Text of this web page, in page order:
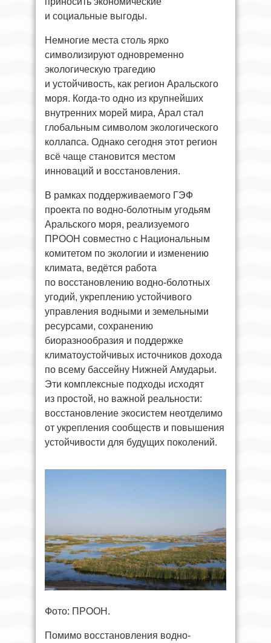
и социальные выгоды.
Немногие места столь ярко
символизируют одновременно
экологическую трагедию
и устойчивость, как регион Аральского
моря. Когда-то одно из крупнейших
внутренних морей мира, Арал стал
глобальным символом экологического
коллапса. Однако сегодня этот регион
всё чаще становится местом
инноваций и восстановления.
В рамках поддерживаемого ГЭФ
проекта по водно-болотным угодьям
Аральского моря, реализуемого
ПРООН совместно с Национальным
комитетом по экологии и изменению
климата, ведётся работа
по восстановлению водно-болотных
угодий, укреплению устойчивого
управления водными и земельными
ресурсами, сохранению
биоразнообразия и поддержке
климатоустойчивых источников дохода
по всему бассейну Нижней Амударьи.
Эти комплексные подходы исходят
из простой, но важной реальности:
восстановление экосистем неотделимо
от укрепления сообществ и повышения
устойчивости для будущих поколений.
Фото: ПРООН.
Помимо восстановления водно-